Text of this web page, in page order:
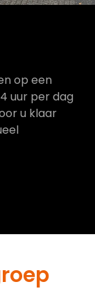
op een
uur per dag
u klaar